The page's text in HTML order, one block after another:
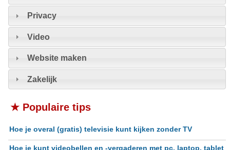
Privacy
Video
Website maken
Zakelijk
★ Populaire tips
Hoe je overal (gratis) televisie kunt kijken zonder TV
Hoe je kunt videobellen en -vergaderen met pc, laptop, tablet